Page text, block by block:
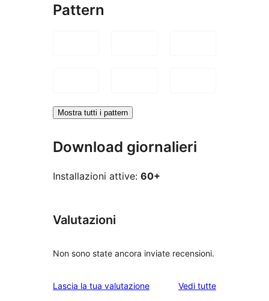
Pattern
Mostra tutti i pattern
Download giornalieri
Installazioni attive: 60+
Valutazioni
Non sono state ancora inviate recensioni.
Lascia la tua valutazione Vedi tuttele